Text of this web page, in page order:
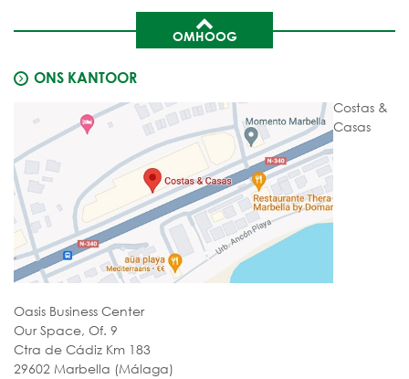
OMHOOG
ONS KANTOOR
Costas &
Casas
Oasis Business Center
Our Space, Of. 9
Ctra de Cádiz Km 183
29602 Marbella (Málaga)